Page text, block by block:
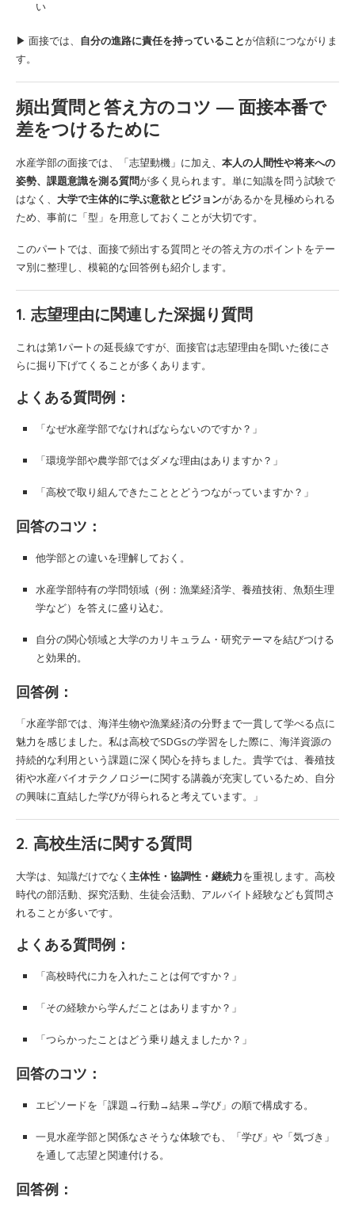
い
▶︎ 面接では、 自分の進路に責任を持っていることが信頼につながりま
す。
頻出質問と答え方のコツ ― 面接本番で
差をつけるために
水産学部の面接では、「志望動機」に加え、 本人の人間性や将来への
姿勢、課題意識を測る質問が多く見られます。単に知識を問う試験で
はなく、 大学で主体的に学ぶ意欲とビジョンがあるかを見極められる
ため、事前に「型」を用意しておくことが大切です。
このパートでは、面接で頻出する質問とその答え方のポイントをテー
マ別に整理し、模範的な回答例も紹介します。
1. 志望理由に関連した深掘り質問
これは第1パートの延長線ですが、面接官は志望理由を聞いた後にさ
らに掘り下げてくることが多くあります。
よくある質問例：
「なぜ水産学部でなければならないのですか？」
「環境学部や農学部ではダメな理由はありますか？」
「高校で取り組んできたこととどうつながっていますか？」
回答のコツ：
他学部との違いを理解しておく。
水産学部特有の学問領域（例：漁業経済学、養殖技術、魚類生理
学など）を答えに盛り込む。
自分の関心領域と大学のカリキュラム・研究テーマを結びつける
と効果的。
回答例：
「水産学部では、海洋生物や漁業経済の分野まで一貫して学べる点に
魅力を感じました。私は高校でSDGsの学習をした際に、海洋資源の
持続的な利用という課題に深く関心を持ちました。貴学では、養殖技
術や水産バイオテクノロジーに関する講義が充実しているため、自分
の興味に直結した学びが得られると考えています。」
2. 高校生活に関する質問
大学は、知識だけでなく 主体性・協調性・継続力を重視します。高校
時代の部活動、探究活動、生徒会活動、アルバイト経験なども質問さ
れることが多いです。
よくある質問例：
「高校時代に力を入れたことは何ですか？」
「その経験から学んだことはありますか？」
「つらかったことはどう乗り越えましたか？」
回答のコツ：
エピソードを「課題→行動→結果→学び」の順で構成する。
一見水産学部と関係なさそうな体験でも、「学び」や「気づき」
を通して志望と関連付ける。
回答例：